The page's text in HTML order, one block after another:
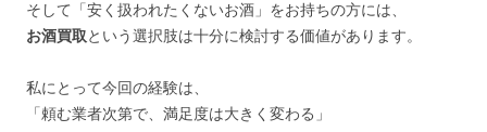
そして「安く扱われたくないお酒」をお持ちの方には、
お酒買取という選択肢は十分に検討する価値があります。
私にとって今回の経験は、
「頼む業者次第で、満足度は大きく変わる」